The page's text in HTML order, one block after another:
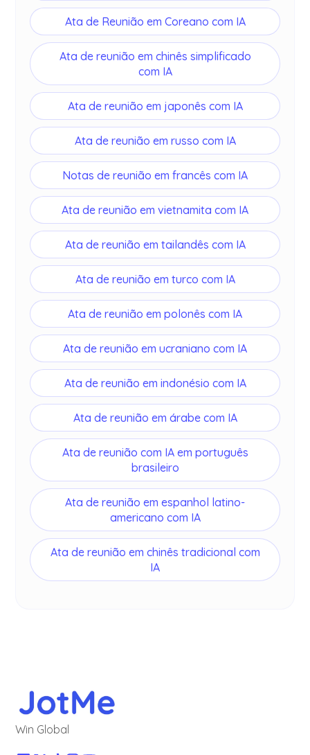
Ata de Reunião em Coreano com IA
Ata de reunião em chinês simplificado
com IA
Ata de reunião em japonês com IA
Ata de reunião em russo com IA
Notas de reunião em francês com IA
Ata de reunião em vietnamita com IA
Ata de reunião em tailandês com IA
Ata de reunião em turco com IA
Ata de reunião em polonês com IA
Ata de reunião em ucraniano com IA
Ata de reunião em indonésio com IA
Ata de reunião em árabe com IA
Ata de reunião com IA em português
brasileiro
Ata de reunião em espanhol latino-
americano com IA
Ata de reunião em chinês tradicional com
IA
Win Global